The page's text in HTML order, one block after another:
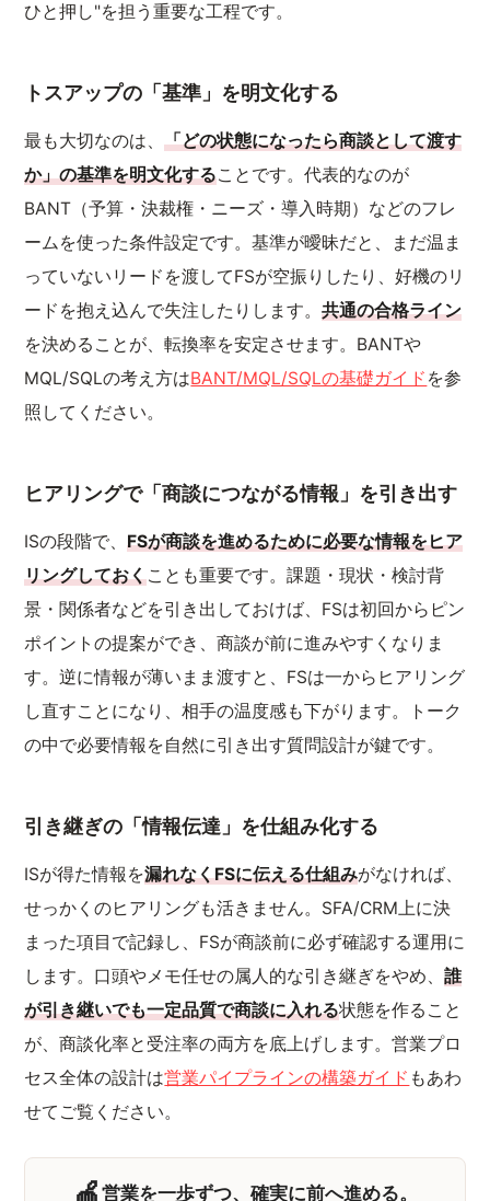
ひと押し"を担う重要な工程です。
トスアップの「基準」を明文化する
最も大切なのは、「どの状態になったら商談として渡す
か」の基準を明文化することです。代表的なのが
BANT（予算・決裁権・ニーズ・導入時期）などのフレ
ームを使った条件設定です。基準が曖昧だと、まだ温ま
っていないリードを渡してFSが空振りしたり、好機のリ
ードを抱え込んで失注したりします。共通の合格ライン
を決めることが、転換率を安定させます。BANTや
MQL/SQLの考え方はBANT/MQL/SQLの基礎ガイド を参
照してください。
ヒアリングで「商談につながる情報」を引き出す
ISの段階で、FSが商談を進めるために必要な情報をヒア
リングしておくことも重要です。課題・現状・検討背
景・関係者などを引き出しておけば、FSは初回からピン
ポイントの提案ができ、商談が前に進みやすくなりま
す。逆に情報が薄いまま渡すと、FSは一からヒアリング
し直すことになり、相手の温度感も下がります。トーク
の中で必要情報を自然に引き出す質問設計が鍵です。
引き継ぎの「情報伝達」を仕組み化する
ISが得た情報を漏れなくFSに伝える仕組みがなければ、
せっかくのヒアリングも活きません。SFA/CRM上に決
まった項目で記録し、FSが商談前に必ず確認する運用に
します。口頭やメモ任せの属人的な引き継ぎをやめ、誰
が引き継いでも一定品質で商談に入れる状態を作ること
が、商談化率と受注率の両方を底上げします。営業プロ
セス全体の設計は営業パイプラインの構築ガイド もあわ
せてご覧ください。
🍎 営業を一歩ずつ、確実に前へ進める。